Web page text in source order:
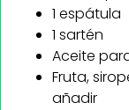
1 espátula
1 sartén
Aceite
Fruta,
añadir